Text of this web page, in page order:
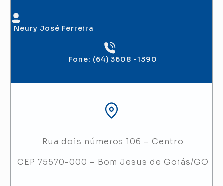
Neury José Ferreira
Fone: (64) 3608 -1390
Rua dois números 106 – Centro
CEP 75570-000 – Bom Jesus de Goiás/GO